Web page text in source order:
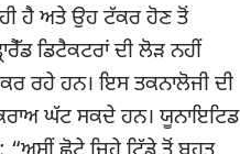
ਹੈ ਅਤੇ ਉਹ ਟੱਕਰ ਹੋਣ ਤੋਂ
ਡਿਟੈਕਟਰਾਂ ਦੀ ਲੋੜ ਨਹੀਂ
ਰਹੇ ਹਨ। ਇਸ ਤਕਨਾਲੋਜੀ ਦੀ
ਘੱਟ ਸਕਦੇ ਹਨ। ਯੂਨਾਇਟਿਡ